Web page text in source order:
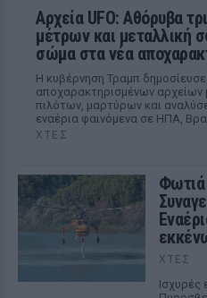
Αρχεία UFO: Αθόρυβα
μέτρων και μεταλλική
σώμα στα νέα
Η κυβέρνηση Τραμπ
αποχαρακτηρισμένων
πιλότων, μαρτύρων και
εναέρια φαινόμενα σε ΗΠΑ,
ΧΤΕΣ
Φωτιά
ΧΤΕΣ
Ισχυρές